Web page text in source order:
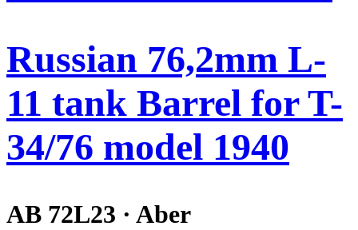
Russian 76,2mm L-
11 tank Barrel for T-
34/76 model 1940
AB 72L23 · Aber